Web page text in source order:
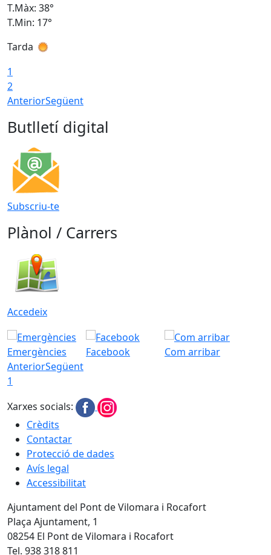
T.Màx: 38°
T.Min: 17°
Tarda
1
2
AnteriorSegüent
Butlletí digital
Subscriu-te
Plànol / Carrers
Accedeix
Emergències Facebook
Com arribar
AnteriorSegüent
1
Xarxes socials:
Crèdits
Contactar
Protecció de dades
Avís legal
Accessibilitat
Ajuntament del Pont de Vilomara i Rocafort
Plaça Ajuntament, 1
08254 El Pont de Vilomara i Rocafort
Tel. 938 318 811